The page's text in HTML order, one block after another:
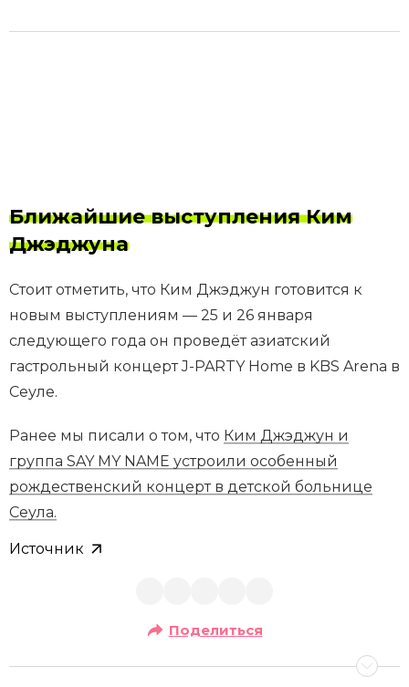
Ближайшие выступления Ким
Джэджуна
Стоит отметить, что Ким Джэджун готовится к
новым выступлениям — 25 и 26 января
следующего года он проведёт азиатский
гастрольный концерт J-PARTY Home в KBS Arena в
Сеуле.
Ранее мы писали о том, что Ким Джэджун и
группа SAY MY NAME устроили особенный
рождественский концерт в детской больнице
Сеула.
Источник
Поделиться